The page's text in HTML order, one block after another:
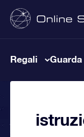
Regali